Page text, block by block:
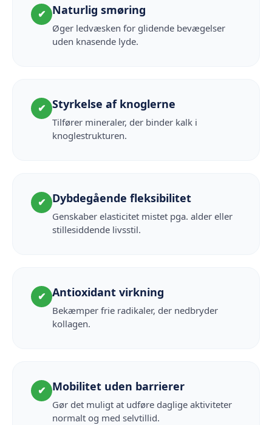
✔ Naturlig smøring
Øger ledvæsken for glidende bevægelser
uden knasende lyde.
✔ Styrkelse af knoglerne
Tilfører mineraler, der binder kalk i
knoglestrukturen.
✔ Dybdegående fleksibilitet
Genskaber elasticitet mistet pga. alder eller
stillesiddende livsstil.
✔ Antioxidant virkning
Bekæmper frie radikaler, der nedbryder
kollagen.
✔ Mobilitet uden barrierer
Gør det muligt at udføre daglige aktiviteter
normalt og med selvtillid.